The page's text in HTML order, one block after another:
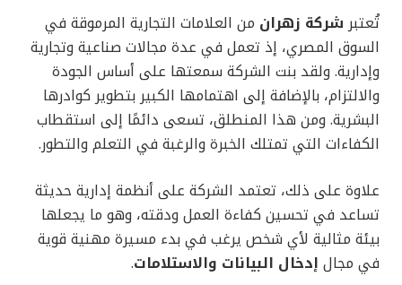
تُعتبرشركة زهران من العلامات التجارية المرموقة في
السوق المصري، إذ تعمل في عدة مجالات صناعية وتجارية
وإدارية. ولقد بنت الشركة سمعتها على أساس الجودة
والالتزام، بالإضافة إلى اهتمامها الكبير بتطوير كوادرها
البشرية. ومن هذا المنطلق، تسعى دائمًا إلى استقطاب
الكفاءات التي تمتلك الخبرة والرغبة في التعلم والتطور.
علاوة على ذلك، تعتمد الشركة على أنظمة إدارية حديثة
تساعد في تحسين كفاءة العمل ودقته، وهو ما يجعلها
بيئة مثالية لأي شخص يرغب في بدء مسيرة مهنية قوية
في مجال إدخال البيانات والاستلامات.